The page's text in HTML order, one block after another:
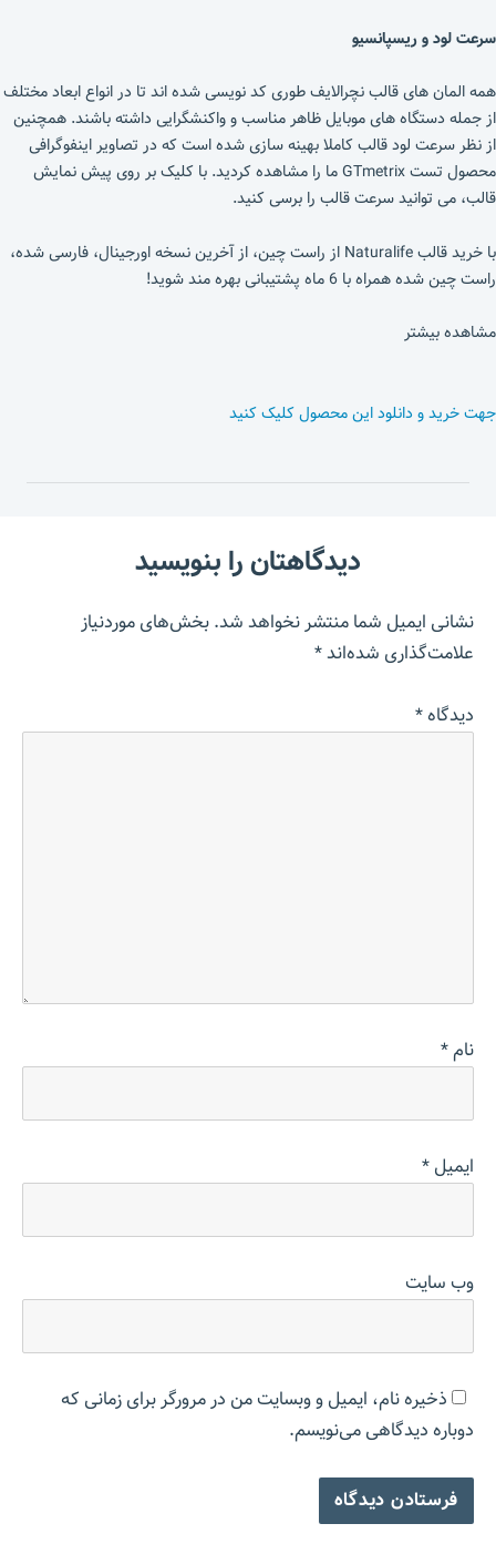
سرعت لود و ریسپانسیو
همه المان های قالب نچرالایف طوری کد نویسی شده اند تا در انواع ابعاد مختلف
از جمله دستگاه های موبایل ظاهر مناسب و واکنشگرایی داشته باشند. همچنین
از نظر سرعت لود قالب کاملا بهینه سازی شده است که در تصاویر اینفوگرافی
محصول تست GTmetrix ما را مشاهده کردید. با کلیک بر روی پیش نمایش
قالب، می توانید سرعت قالب را برسی کنید.
با خرید قالب Naturalife از راست چین، از آخرین نسخه اورجینال، فارسی شده،
راست چین شده همراه با 6 ماه پشتیبانی بهره مند شوید!
مشاهده بیشتر
جهت خرید و دانلود این محصول کلیک کنید
دیدگاهتان را بنویسید
نشانی ایمیل شما منتشر نخواهد شد.بخش‌های موردنیاز
علامت‌گذاری شده‌اند*
دیدگاه*
نام*
ایمیل*
وب‌ سایت
ذخیره نام، ایمیل و وبسایت من در مرورگر برای زمانی که
دوباره دیدگاهی می‌نویسم.